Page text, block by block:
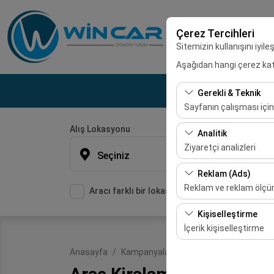
Çerez Tercihleri
Sitemizin kullanışını
Aşağıdan hangi çerez
Gerekli & Teknik
Sayfanın çalışması
Bu çerezler sitenin
bırakılamaz.
Analitik
Ziyaretçi analizleri
Bu çerezler, sitemizin
etmemizi sağlar. Bu
Reklam (Ads)
Reklam ve reklam
Bu çerezler, size ilgi
etkinliğini (gösterim
Kişiselleştirme
İçerik kişiselleştirme
deneyiminizin
Alış Lokasyonu
Seçiniz
Aracı farklı bir lokasyona bırakacağım
Anasayfa Kampanyalar